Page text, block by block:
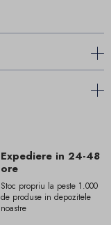
Expediere in 24-48
ore
Stoc propriu la peste 1.000
de produse in depozitele
noastre